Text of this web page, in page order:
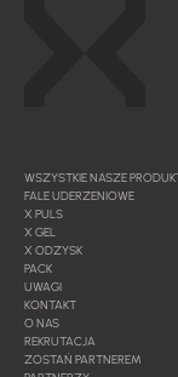
WSZYSTKIE NASZE
FALE UDERZENIOWE
X PULS
X GEL
X ODZYSK
PACK
UWAGI
KONTAKT
O NAS
REKRUTACJA
ZOSTAŃ PARTNEREM